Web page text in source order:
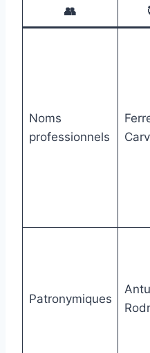
👥
Noms
professionnels
Patronymiques